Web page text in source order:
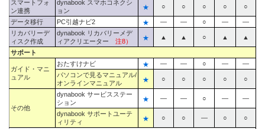
スマートフォ
ン連携
dynabook スマホコネクシ
ョン
★ ○ ○ ○ ○ ○
データ移行 PC引越ナビ2 ★ ― ― ○ ―
―
リカバリーデ
ィスク作成
dynabook リカバリーメデ
ィアクリエーター 注8）
★ ▲ ▲ ○ ▲ ▲
サポート
ガイド・マニ
ュアル
おたすけナビ ★ ― ― ○ ―
―
パソコンで見るマニュアル/
オンラインマニュアル
★ ○ ○ ○ ○ ○
その他
dynabook サービスステー
ション
★ ― ― ○ ― ―
dynabook サポートユーテ
ィリティ
★ ○ ○ ― ○ ○